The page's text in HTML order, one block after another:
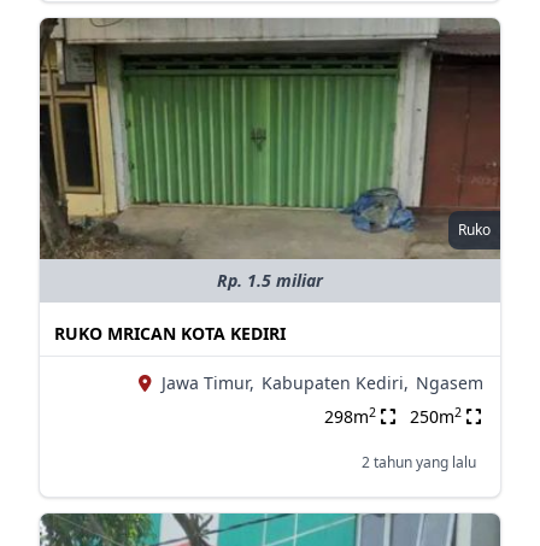
Ruko
Rp. 1.5 miliar
RUKO MRICAN KOTA KEDIRI
Jawa Timur, Kabupaten Kediri, Ngasem
298m2 250m2
2 tahun yang lalu